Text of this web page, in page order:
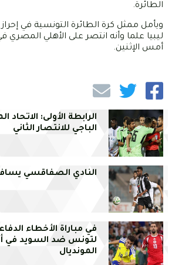
الطائرة.
ويأمل ممثل كرة الطائرة التونسية في
ليبيا علما وأنه انتصر على الأهلي المصري
أمس الإثنين.
الرابطة الأولى: الاتحاد
الباجي للانتصار الثاني
النادي الصفاقسي يسافر
في مباراة الأخطاء
لتونس ضد السويد في
المونديال